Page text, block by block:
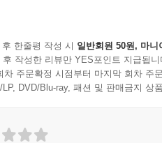
길은 엄청난 사료를 읽어내며
문적 포용력과 객관성?합리성
이며, 회갑 기념 논총을 마다하
내일을 여는 역사 재단’을 설립
식인의 사상적 원천과 지향
한줄평 작성 시 일반회원 50원, 마니
작성한 리뷰만 YES포인트 지급됩니
차 주문확정 시점부터 마지막 회차 주
DVD/Blu-ray, 패션 및 판매금지 상